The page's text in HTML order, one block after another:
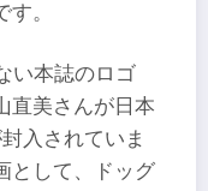
。
い本誌のロゴ
直美さんが日本
入されていま
として、​ドッグ